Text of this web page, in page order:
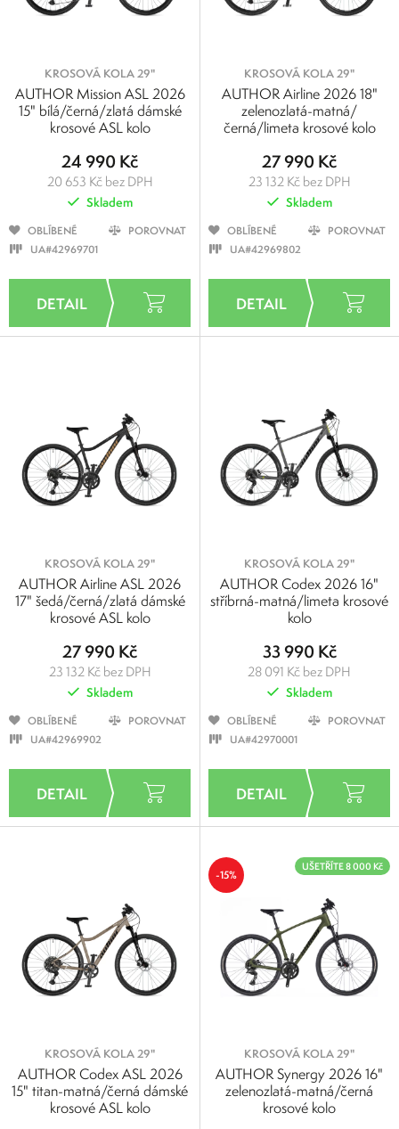
KROSOVÁ KOLA 29"
AUTHOR Mission ASL 2026
15" bílá/černá/zlatá dámské
krosové ASL kolo
24 990 Kč
20 653 Kč bez DPH
Skladem
OBLÍBENÉ
POROVNAT
UA#42969701
KROSOVÁ KOLA 29"
AUTHOR Airline 2026 18"
zelenozlatá-matná/
černá/limeta krosové kolo
27 990 Kč
23 132 Kč bez DPH
Skladem
OBLÍBENÉ
POROVNAT
UA#42969802
KROSOVÁ KOLA 29"
AUTHOR Airline ASL 2026
17" šedá/černá/zlatá dámské
krosové ASL kolo
27 990 Kč
23 132 Kč bez DPH
Skladem
OBLÍBENÉ
POROVNAT
UA#42969902
KROSOVÁ KOLA 29"
AUTHOR Codex 2026 16"
stříbrná-matná/limeta krosové
kolo
33 990 Kč
28 091 Kč bez DPH
Skladem
OBLÍBENÉ
POROVNAT
UA#42970001
KROSOVÁ KOLA 29"
AUTHOR Codex ASL 2026
15" titan-matná/černá dámské
krosové ASL kolo
-15%
UŠETŘÍTE 8 000 Kč
KROSOVÁ KOLA 29"
AUTHOR Synergy 2026 16"
zelenozlatá-matná/černá
krosové kolo